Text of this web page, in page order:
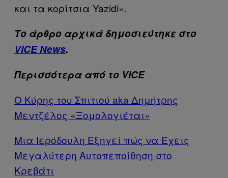
και τα κορίτσια Yazidi».
Το άρθρο αρχικά δημοσιεύτηκε στο
VICE News.
Περισσότερα από το VICE
Ο Κύρης του Σπιτιού aka Δημήτρης
Μεντζέλος «Ξομολογιέται»
Μια Ιερόδουλη Εξηγεί πώς να Έχεις
Μεγαλύτερη Αυτοπεποίθηση στο
Κρεβάτι